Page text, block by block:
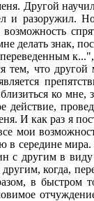
Другой
и разоружил.
делать знак,
к...",
тем, что другой
ко мне,
действие,
И как раз я
мои
в середине мира.
с другим в
когда,
в быстром